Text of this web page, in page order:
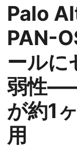
Palo
PAN-
ールに
弱性
が約1
用